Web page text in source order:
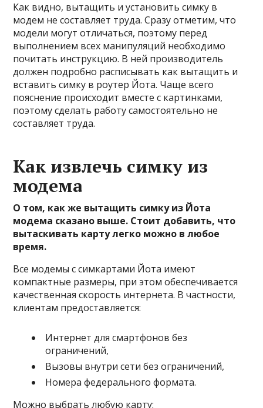
Как видно, вытащить и установить симку в
модем не составляет труда. Сразу отметим, что
модели могут отличаться, поэтому перед
выполнением всех манипуляций необходимо
почитать инструкцию. В ней производитель
должен подробно расписывать как вытащить и
вставить симку в роутер Йота. Чаще всего
пояснение происходит вместе с картинками,
поэтому сделать работу самостоятельно не
составляет труда.
Как извлечь симку из
модема
О том, как же вытащить симку из Йота
модема сказано выше. Стоит добавить, что
вытаскивать карту легко можно в любое
время.
Все модемы с симкартами Йота имеют
компактные размеры, при этом обеспечивается
качественная скорость интернета. В частности,
клиентам предоставляется:
Интернет для смартфонов без
ограничений,
Вызовы внутри сети без ограничений,
Номера федерального формата.
Можно выбрать любую карту: